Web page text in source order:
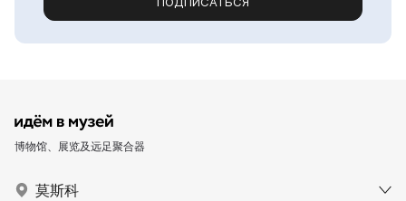
博物馆、展览及远足聚合器
莫斯科